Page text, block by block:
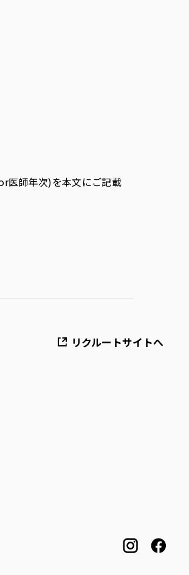
医師年次)を本文にご記載
リクルートサイトへ
instagram